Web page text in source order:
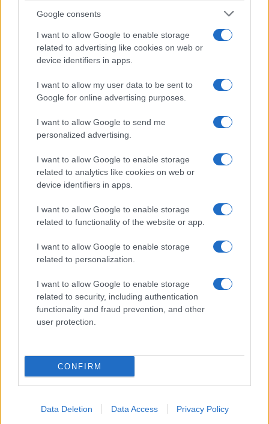
Google consents
I want to allow Google to enable storage
related to advertising like cookies on web or
device identifiers in apps.
I want to allow my user data to be sent to
Google for online advertising purposes.
I want to allow Google to send me
personalized advertising.
I want to allow Google to enable storage
related to analytics like cookies on web or
device identifiers in apps.
I want to allow Google to enable storage
related to functionality of the website or app.
I want to allow Google to enable storage
related to personalization.
I want to allow Google to enable storage
related to security, including authentication
functionality and fraud prevention, and other
user protection.
CONFIRM
Data Deletion Data Access Privacy Policy
Dizionario dei Sogni – N
Dizionario dei Sogni – O
Dizionario dei Sogni – P
Dizionario dei Sogni – R
Dizionario dei Sogni – T
Dizionario dei Sogni – U
Dizionario dei Sogni – V
Dizionario dei Sogni – Z
alla Z
Smorfia
Sogni Ricorrenti
SmorfiaNapoletana.org – Tutti i diritti riservati –
Cookie Policy
SmorfiaNapoletana.org• Creato conGeneratePress